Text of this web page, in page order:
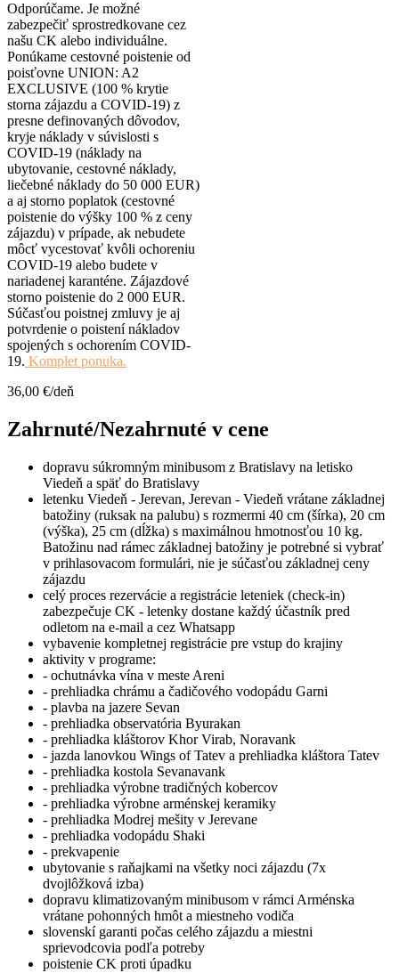
Odporúčame. Je možné
zabezpečiť sprostredkovane cez
našu CK alebo individuálne.
Ponúkame cestovné poistenie od
poisťovne UNION: A2
EXCLUSIVE (100 % krytie
storna zájazdu a COVID-19) z
presne definovaných dôvodov,
kryje náklady v súvislosti s
COVID-19 (náklady na
ubytovanie, cestovné náklady,
liečebné náklady do 50 000 EUR)
a aj storno poplatok (cestovné
poistenie do výšky 100 % z ceny
zájazdu) v prípade, ak nebudete
môcť vycestovať kvôli ochoreniu
COVID-19 alebo budete v
nariadenej karanténe. Zájazdové
storno poistenie do 2 000 EUR.
Súčasťou poistnej zmluvy je aj
potvrdenie o poistení nákladov
spojených s ochorením COVID-
19. Komplet ponuka.
36,00 €
Zahrnuté/Nezahrnuté v cene
dopravu súkromným minibusom z Bratislavy na letisko
Viedeň a späť do Bratislavy
letenku Viedeň - Jerevan, Jerevan - Viedeň vrátane základnej
batožiny (ruksak na palubu) s rozmermi 40 cm (šírka), 20 cm
(výška), 25 cm (dĺžka) s maximálnou hmotnosťou 10 kg.
Batožinu nad rámec základnej batožiny je potrebné si vybrať
v prihlasovacom formulári, nie je súčasťou základnej ceny
zájazdu
celý proces rezervácie a registrácie leteniek (check-in)
zabezpečuje CK - letenky dostane každý účastník pred
odletom na e-mail a cez Whatsapp
vybavenie kompletnej registrácie pre vstup do krajiny
aktivity v programe:
- ochutnávka vína v meste Areni
- prehliadka chrámu a čadičového vodopádu Garni
- plavba na jazere Sevan
- prehliadka observatória Byurakan
- prehliadka kláštorov Khor Virab, Noravank
- jazda lanovkou Wings of Tatev a prehliadka kláštora Tatev
- prehliadka kostola Sevanavank
- prehliadka výrobne tradičných kobercov
- prehliadka výrobne arménskej keramiky
- prehliadka Modrej mešity v Jerevane
- prehliadka vodopádu Shaki
- prekvapenie
ubytovanie s raňajkami na všetky noci zájazdu (7x
dvojlôžková izba)
dopravu klimatizovaným minibusom v rámci Arménska
vrátane pohonných hmôt a miestneho vodiča
slovenskí garanti počas celého zájazdu a miestni
sprievodcovia podľa potreby
poistenie CK proti úpadku